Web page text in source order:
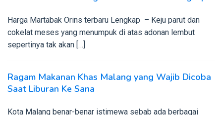
Harga Martabak Orins terbaru Lengkap – Keju parut dan
cokelat meses yang menumpuk di atas adonan lembut
sepertinya tak akan […]
Ragam Makanan Khas Malang yang Wajib Dicoba
Saat Liburan Ke Sana
Kota Malang benar-benar istimewa sebab ada berbagai